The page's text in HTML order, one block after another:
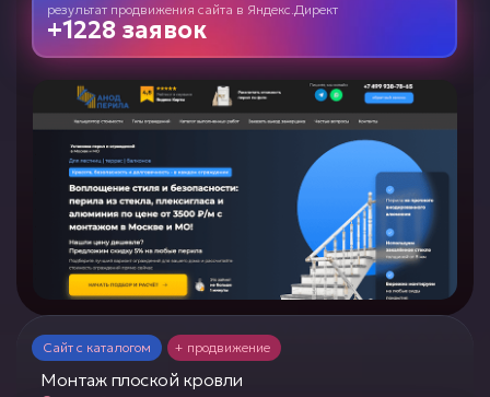
результат продвижения сайта в Яндекс.Директ
+1228 заявок
Сайт с каталогом + продвижение
Монтаж плоской кровли